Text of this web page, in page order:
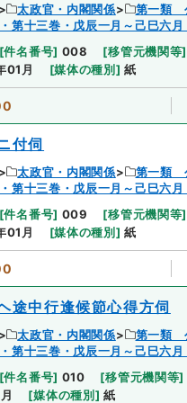
太政官・内閣関係
第一類
第十三巻・戊辰一月～己巳六月
[件名番号] 008 [移管元機関等]
01月 [媒体の種別 ] 紙
付伺
太政官・内閣関係
第一類
第十三巻・戊辰一月～己巳六月
[件名番号] 009 [移管元機関等]
01月 [媒体の種別 ] 紙
途中行逢候節心得方伺
太政官・内閣関係
第一類
第十三巻・戊辰一月～己巳六月
[件名番号] 010 [移管元機関等]
[媒体の種別 ] 紙